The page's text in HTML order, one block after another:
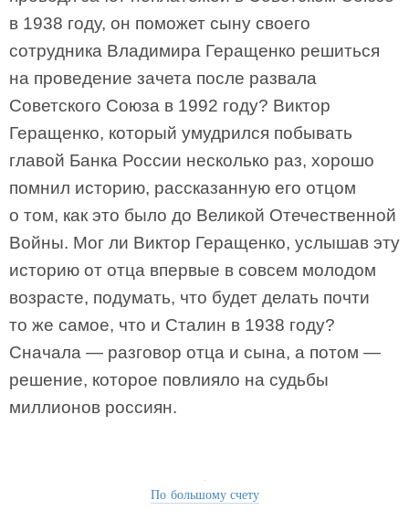
в 1938 году, он поможет сыну своего
сотрудника Владимира Геращенко решиться
на проведение зачета после развала
Советского Союза в 1992 году? Виктор
Геращенко, который умудрился побывать
главой Банка России несколько раз, хорошо
помнил историю, рассказанную его отцом
о том, как это было до Великой Отечественной
Войны. Мог ли Виктор Геращенко, услышав эту
историю от отца впервые в совсем молодом
возрасте, подумать, что будет делать почти
то же самое, что и Сталин в 1938 году?
Сначала — разговор отца и сына, а потом —
решение, которое повлияло на судьбы
миллионов россиян.
По большому счету